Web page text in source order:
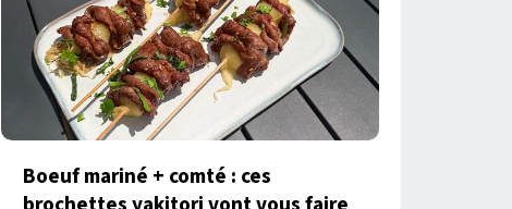
Boeuf mariné + comté : ces